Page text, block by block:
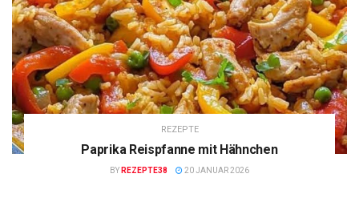
REZEPTE
Paprika Reispfanne mit Hähnchen
BY REZEPTE38 20 JANUAR 2026